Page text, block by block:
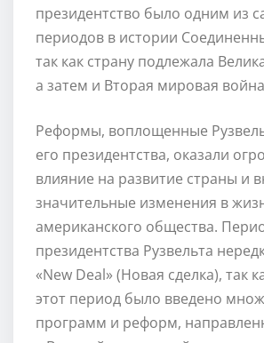
президентство было одним из
периодов в истории
так как страну подлежала
а затем и Вторая мировая
Реформы, воплощенные
его президентства, оказали
влияние на развитие страны и
значительные изменения в
американского общества.
президентства Рузвельта
«New Deal» (Новая сделка), так
этот период было введено
программ и реформ,